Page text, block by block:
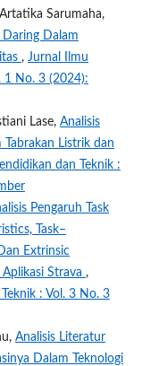
Sarumaha,
Dalam
, Jurnal Ilmu
1 No. 3 (2024):
Lase, Analisis
Listrik dan
dan Teknik :
Pengaruh Task
Task–
Extrinsic
Strava ,
: Vol. 3 No. 3
Analisis Literatur
Dalam Teknologi